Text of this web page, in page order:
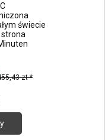
świecie
zt *